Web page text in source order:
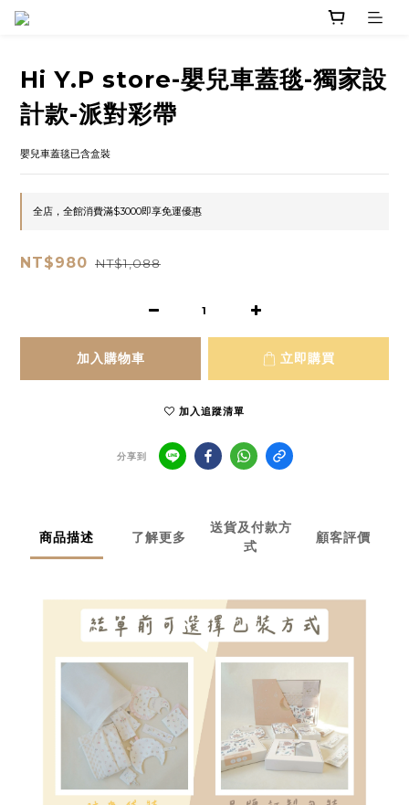
Hi Y.P store-嬰兒車蓋毯-獨家設
計款-派對彩帶
嬰兒車蓋毯已含盒裝
全店，全館消費滿$3000即享免運優惠
NT$980 NT$1,088
加入購物車 立即購買
加入追蹤清單
分享到
商品描述 了解更多
送貨及付款方
式
顧客評價